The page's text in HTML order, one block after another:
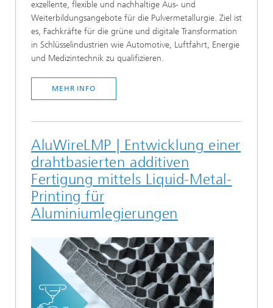
exzellente, flexible und nachhaltige Aus- und
Weiterbildungsangebote für die Pulvermetallurgie. Ziel ist
es, Fachkräfte für die grüne und digitale Transformation
in Schlüsselindustrien wie Automotive, Luftfahrt, Energie
und Medizintechnik zu qualifizieren.
MEHR INFO
AluWireLMP | Entwicklung einer
drahtbasierten additiven
Fertigung mittels Liquid-Metal-
Printing für
Aluminiumlegierungen